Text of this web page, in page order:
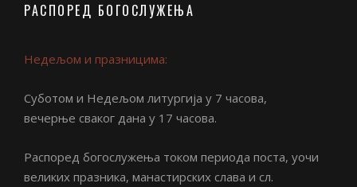
РАСПОРЕД БОГОСЛУЖЕЊА
Недељом и празницима:
Суботом и Недељом литургија у 7 часова,
вечерње сваког дана у 17 часова.
Распоред богослужења током периода поста, уочи
великих празника, манастирских слава и сл.